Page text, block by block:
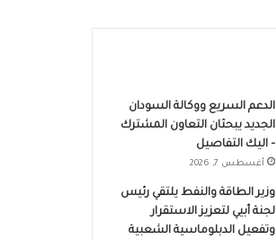
الدعم السريع ووكالة السودان
الجديد يبحثان التعاون المشترك
– اليك التفاصيل
أغسطس 7, 2026
وزير الطاقة والنفط يلتقي رئيس
لجنة أبيي لتعزيز الاستقرار
وتفعيل الدبلوماسية الشعبية